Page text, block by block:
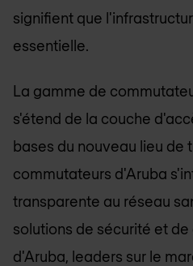
signifient que
essentielle.
La gamme de
s'étend de la couche
bases du nouveau lieu de
commutateurs d'Aruba
transparente au réseau
solutions de sécurité et
d'Aruba, leaders sur le